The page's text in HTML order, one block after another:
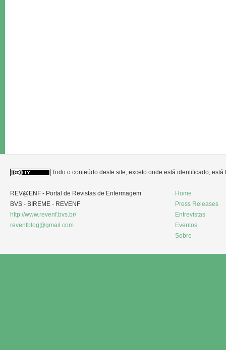
Todo o conteúdo deste site, exceto onde está identificado,
REV@ENF - Portal de Revistas de Enfermagem
BVS - BIREME - REVENF
http://www.revenf.bvs.br/
revenfblog@gmail.com
Home
Press Releases
Entrevistas
Eventos
Sobre